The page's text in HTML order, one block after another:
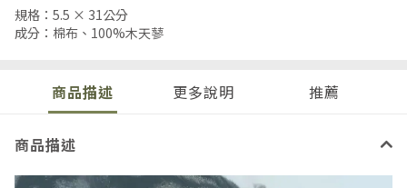
規格：5.5 × 31公分
成分：棉布、100%木天蓼
商品描述 更多說明 推薦
商品描述